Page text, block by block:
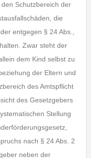
Schutzbereich der
die
entgegen § 24 Abs.,
Zwar steht der
dem Kind selbst zu
der Eltern und
des Amtspflicht
des Gesetzgebers
Stellung
nach § 24 Abs. 2
neben der